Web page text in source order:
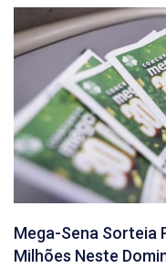
Mega-Sena Sorteia
Milhões Neste